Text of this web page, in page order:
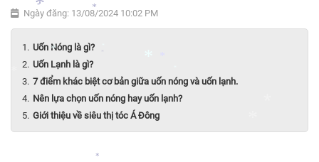
*
*
*
*
*
Ngày đăng: 13/08/2024 10:02 PM
Uốn Nóng là gì?
Uốn Lạnh là gì?
7 điểm khác biệt cơ bản giữa uốn nóng và uốn lạnh.
Nên lựa chọn uốn nóng hay uốn lạnh?
Giới thiệu về siêu thị tóc Á Đông